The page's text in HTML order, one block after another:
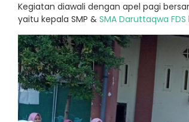
Kegiatan diawali dengan apel pagi
yaitu kepala SMP & SMA Daruttaqwa FDS